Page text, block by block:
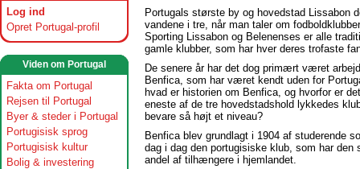
Log ind
Opret Portugal-profil
Viden om Portugal
Fakta om Portugal
Rejsen til Portugal
Byer & steder i Portugal
Portugisisk sprog
Portugisisk kultur
Bolig & investering
Portugals største by og hovedstad Lissabon
vandene i tre, når man taler om
Sporting Lissabon og Belenenses er alle
gamle klubber, som har hver deres trofaste
De senere år har det dog primært været
Benfica, som har været kendt uden for
hvad er historien om Benfica, og hvorfor er
eneste af de tre hovedstadshold lykkedes
bevare så højt et niveau?
Benfica blev grundlagt i 1904 af studerende
dag i dag den portugisiske klub, som har
andel af tilhængere i hjemlandet.